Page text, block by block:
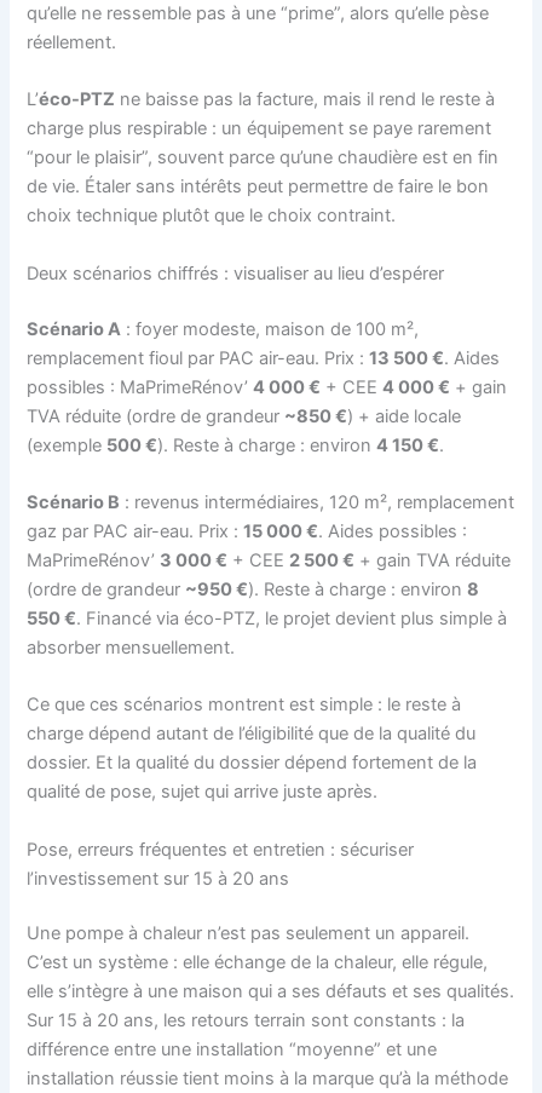
qu’elle ne ressemble pas à une “prime”, alors qu’elle pèse
réellement.
L’éco-PTZ ne baisse pas la facture, mais il rend le reste à
charge plus respirable : un équipement se paye rarement
“pour le plaisir”, souvent parce qu’une chaudière est en fin
de vie. Étaler sans intérêts peut permettre de faire le bon
choix technique plutôt que le choix contraint.
Deux scénarios chiffrés : visualiser au lieu d’espérer
Scénario A : foyer modeste, maison de 100 m²,
remplacement fioul par PAC air-eau. Prix :13 500 €. Aides
possibles : MaPrimeRénov’4 000 € + CEE4 000 € + gain
TVA réduite (ordre de grandeur ~850 €) + aide locale
(exemple 500 €). Reste à charge : environ4 150 €.
Scénario B : revenus intermédiaires, 120 m², remplacement
gaz par PAC air-eau. Prix :15 000 €. Aides possibles :
MaPrimeRénov’ 3 000 € + CEE 2 500 € + gain TVA réduite
(ordre de grandeur ~950 €). Reste à charge : environ8
550 €. Financé via éco-PTZ, le projet devient plus simple à
absorber mensuellement.
Ce que ces scénarios montrent est simple : le reste à
charge dépend autant de l’éligibilité que de la qualité du
dossier. Et la qualité du dossier dépend fortement de la
qualité de pose, sujet qui arrive juste après.
Pose, erreurs fréquentes et entretien : sécuriser
l’investissement sur 15 à 20 ans
Une pompe à chaleur n’est pas seulement un appareil.
C’est un système : elle échange de la chaleur, elle régule,
elle s’intègre à une maison qui a ses défauts et ses qualités.
Sur 15 à 20 ans, les retours terrain sont constants : la
différence entre une installation “moyenne” et une
installation réussie tient moins à la marque qu’à la méthode